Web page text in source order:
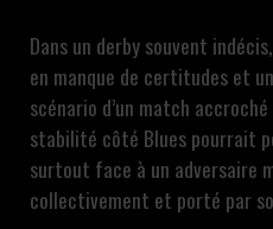
Dans un derby souvent
en manque de certitudes et
scénario d’un match
stabilité côté Blues pourrait
surtout face à un adversaire
collectivement et porté par